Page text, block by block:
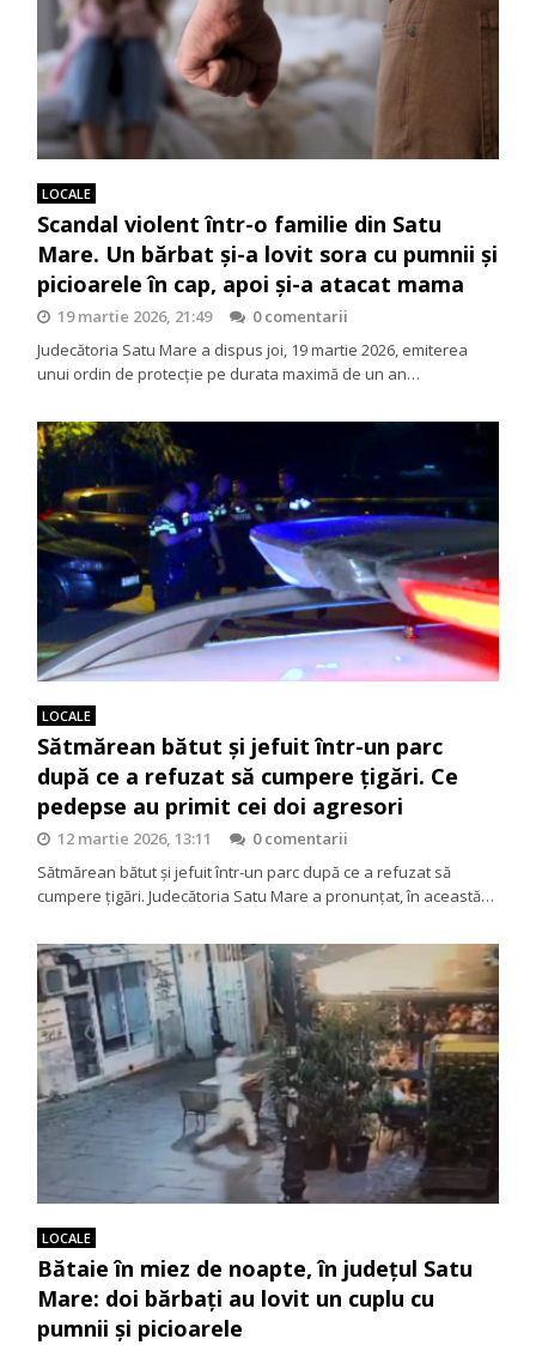
LOCALE
Scandal violent într-o familie din Satu
Mare. Un bărbat și-a lovit sora cu pumnii și
picioarele în cap, apoi și-a atacat mama
19 martie 2026, 21:49
0 comentarii
Judecătoria Satu Mare a dispus joi, 19 martie 2026, emiterea
unui ordin de protecție pe durata maximă de un an…
LOCALE
Sătmărean bătut și jefuit într-un parc
după ce a refuzat să cumpere țigări. Ce
pedepse au primit cei doi agresori
12 martie 2026, 13:11
0 comentarii
Sătmărean bătut și jefuit într-un parc după ce a refuzat să
cumpere țigări. Judecătoria Satu Mare a pronunțat, în această…
LOCALE
Bătaie în miez de noapte, în județul Satu
Mare: doi bărbați au lovit un cuplu cu
pumnii și picioarele